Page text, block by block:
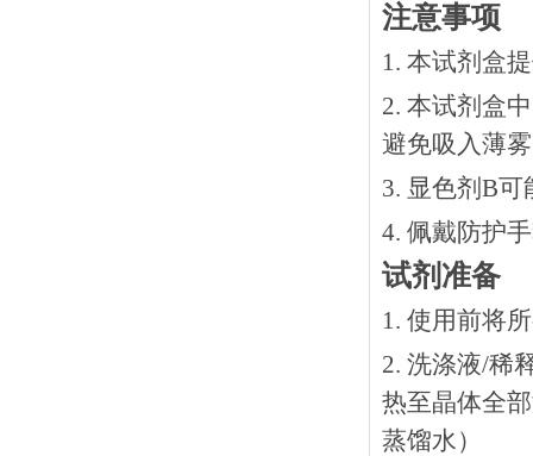
注意事项
1. 本试剂盒
2. 本试剂盒
避免吸入薄
3. 显色剂B
4. 佩戴防护
试剂准备
1. 使用前将
2. 洗涤液/稀
热⾄晶体全
蒸馏水）